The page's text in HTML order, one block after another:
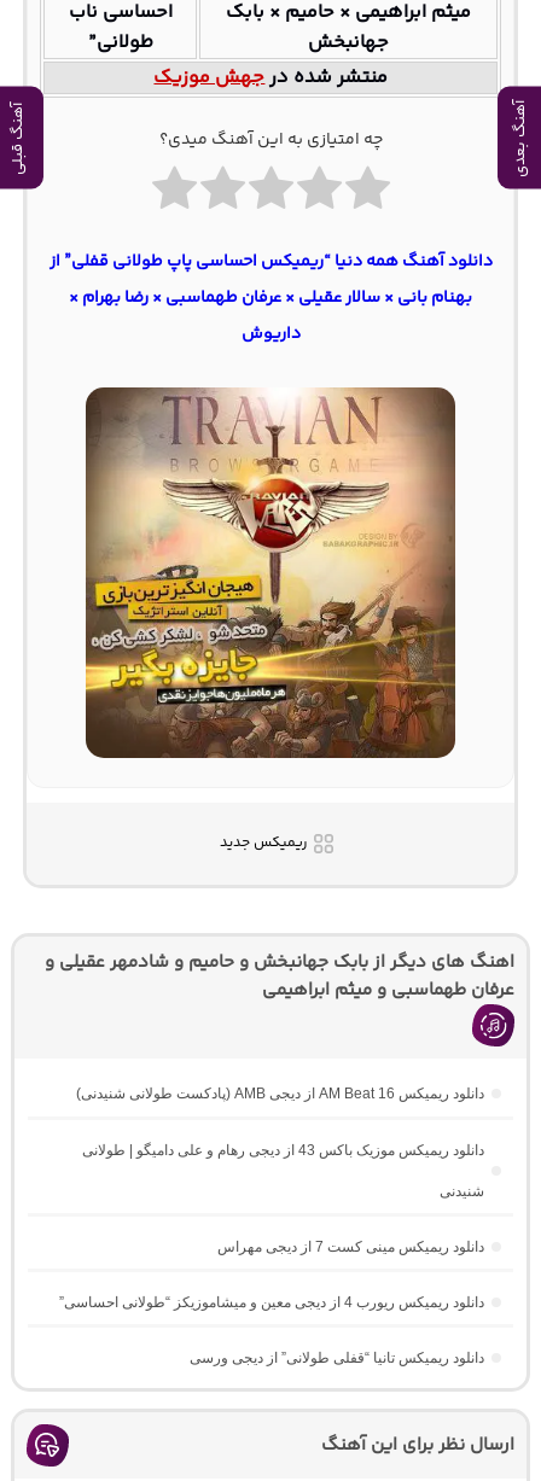
آهنگ بعدی آهنگ قبلی
میثم ابراهیمی × حامیم × بابک
جهانبخش
احساسی ناب
طولانی”
منتشر شده درجهش موزیک
چه امتیازی به این آهنگ میدی؟
دانلود آهنگ همه دنیا “ریمیکس احساسی پاپ طولانی قفلی” از
بهنام بانی × سالار عقیلی × عرفان طهماسبی × رضا بهرام ×
داریوش
ریمیکس جدید
اهنگ های دیگر از بابک جهانبخش و حامیم و شادمهر عقیلی و
عرفان طهماسبی و میثم ابراهیمی
دانلود ریمیکس AM Beat 16 از دیجی AMB (پادکست طولانی شنیدنی)
دانلود ریمیکس موزیک باکس 43 از دیجی رهام و علی دامیگو | طولانی
شنیدنی
دانلود ریمیکس مینی کست 7 از دیجی مهراس
دانلود ریمیکس ریورب 4 از دیجی معین و میشاموزیکز “طولانی احساسی”
دانلود ریمیکس تانیا “قفلی طولانی” از دیجی ورسی
ارسال نظر برای این آهنگ